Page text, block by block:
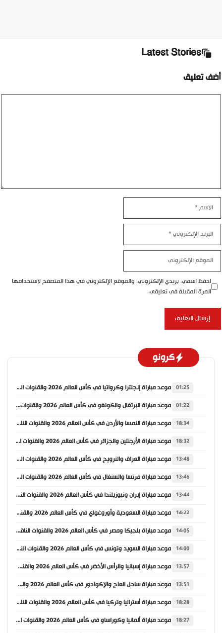
Latest Stories
أضف تعليق
الإلكتروني
الإلكتروني
احفظ اسمي، بريدي الإلكتروني، والموقع الإلكتروني في هذا المتصفح لاستخدامها
المرة المقبلة في تعليقي.
كرونو
01:25 موعد مباراة إنجلترا وكرواتيا في كأس العالم 2026 والقنوات الناقلة
01:22 موعد مباراة البرتغال والكونغو في كأس العالم 2026 والقنوات الناقلة
18:34 موعد مباراة النمسا والأردن في كأس العالم 2026 والقنوات الناقلة
18:32 موعد مباراة الأرجنتين والجزائر في كأس العالم 2026 والقنوات الناقلة
13:48 موعد مباراة العراق والنرويج في كأس العالم 2026 والقنوات الناقلة
13:46 موعد مباراة فرنسا والسنغال في كأس العالم 2026 والقنوات الناقلة
13:44 موعد مباراة إيران ونيوزيلندا في كأس العالم 2026 والقنوات الناقلة
14:22 موعد مباراة السعودية وأوروغواي في كأس العالم 2026 والقنوات الناقلة
14:05 موعد مباراة بلجيكا ومصر في كأس العالم 2026 والقنوات الناقلة
14:00 موعد مباراة السويد وتونس في كأس العالم 2026 والقنوات الناقلة
13:57 موعد مباراة إسبانيا والرأس الأخضر في كأس العالم 2026 والقنوات الناقلة
13:51 موعد مباراة ساحل العاج والإكوادور في كأس العالم 2026 والقنوات الناقلة
18:28 موعد مباراة أستراليا وتركيا في كأس العالم 2026 والقنوات الناقلة
18:27 موعد مباراة ألمانيا وكوراساو في كأس العالم 2026 والقنوات الناقلة